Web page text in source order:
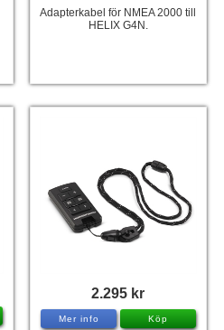
Adapterkabel för NMEA 2000 till
HELIX G4N.
2.295 kr
Mer info Köp